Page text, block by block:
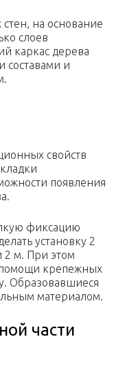
на основание
слоев
каркас дерева
составами и
свойств
появления
фиксацию
установку 2
2 м. При этом
помощи крепежных
Образовавшиеся
материалом.
части